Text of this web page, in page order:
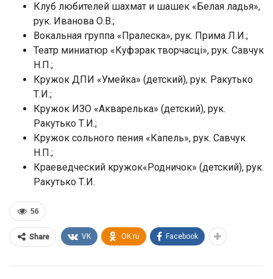
Клуб любителей шахмат и шашек «Белая ладья»,
рук. Иванова О.В.;
Вокальная группа «Пралеска», рук. Прима Л.И.;
Театр миниатюр «Куфэрак творчасці», рук. Савчук
Н.П.;
Кружок ДПИ «Умейка» (детский), рук. Ракутько
Т.И.;
Кружок ИЗО «Акварелька» (детский), рук.
Ракутько Т.И.;
Кружок сольного пения «Капель», рук. Савчук
Н.П.;
Краеведческий кружок«Родничок» (детский), рук.
Ракутько Т.И.
56
Share VK OK.ru Facebook